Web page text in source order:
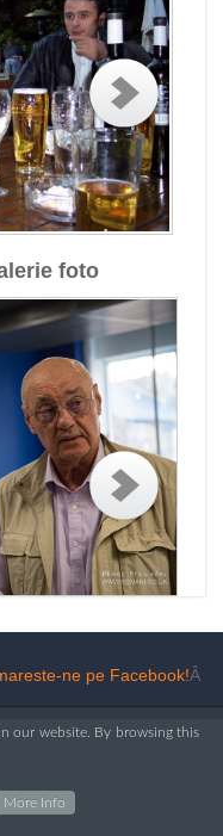
foto
ne pe Facebook!Â
our website. By browsing this
More Info